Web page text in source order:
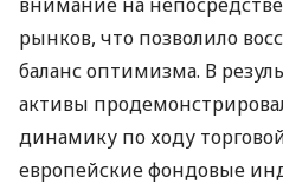
рынков, что позволило
баланс оптимизма. В
активы
динамику по ходу
европейские фондовые